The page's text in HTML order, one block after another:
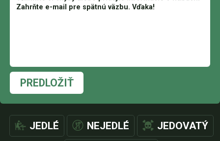
PREDLOŽIŤ
JEDLÉ NEJEDLÉ JEDOVATÝ